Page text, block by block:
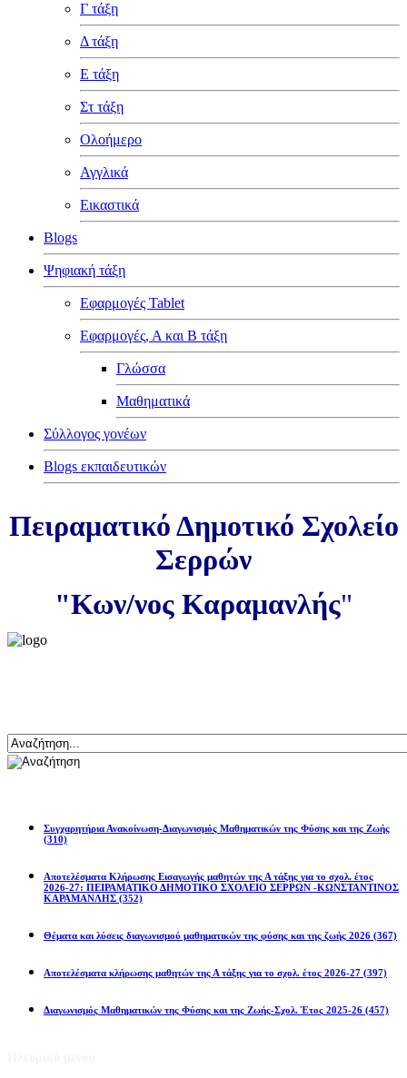
Γ τάξη
Δ τάξη
Ε τάξη
Στ τάξη
Ολοήμερο
Αγγλικά
Εικαστικά
Blogs
Ψηφιακή τάξη
Εφαρμογές Tablet
Εφαρμογές, Α και Β τάξη
Γλώσσα
Μαθηματικά
Σύλλογος γονέων
Blogs εκπαιδευτικών
Πειραματικό Δημοτικό Σχολείο
Σερρών
"Κων/νος Καραμανλής"
Συγχαρητήρια Ανακοίνωση-Διαγωνισμός Μαθηματικών της Φύσης και της Ζωής
(310)
Αποτελέσματα Κλήρωσης Εισαγωγής μαθητών της Α τάξης για το σχολ. έτος
2026-27: ΠΕΙΡΑΜΑΤΙΚΟ ΔΗΜΟΤΙΚΟ ΣΧΟΛΕΙΟ ΣΕΡΡΩΝ -ΚΩΝΣΤΑΝΤΙΝΟΣ
ΚΑΡΑΜΑΝΛΗΣ (352)
Θέματα και λύσεις διαγωνισμού μαθηματικών της φύσης και της ζωής 2026 (367)
Αποτελέσματα κλήρωσης μαθητών της Α τάξης για το σχολ. έτος 2026-27 (397)
Διαγωνισμός Μαθηματικών της Φύσης και της Ζωής-Σχολ. Έτος 2025-26 (457)